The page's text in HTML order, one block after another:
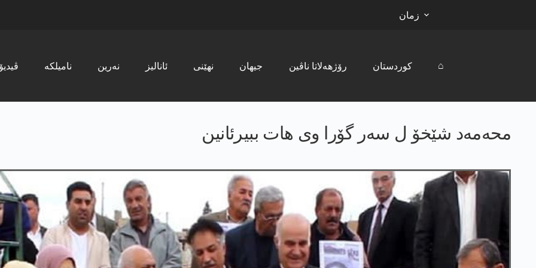
زمان
ڤیدیۆ نامیلکە نەرین ئانالیز نھێنی جیھان رۆژھەلاتا ناڤین کوردستان ⌂
محەمەد شێخۆ ل سەر گۆرا وی ھات ببیرئانین